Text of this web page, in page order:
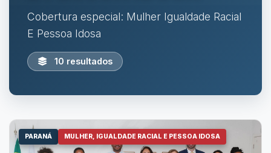
Cobertura especial: Mulher Igualdade Racial
E Pessoa Idosa
10 resultados
PARANÁ MULHER, IGUALDADE RACIAL E PESSOA IDOSA